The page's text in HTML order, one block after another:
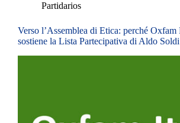
Partidarios
Verso l’Assemblea di Etica: perché Oxfam
sostiene la Lista Partecipativa di Aldo Soldi